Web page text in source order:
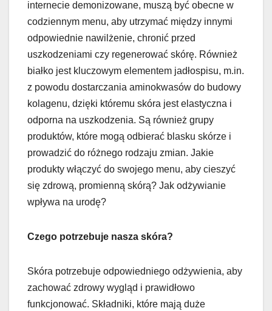
internecie demonizowane, muszą być obecne w
codziennym menu, aby utrzymać między innymi
odpowiednie nawilżenie, chronić przed
uszkodzeniami czy regenerować skórę. Również
białko jest kluczowym elementem jadłospisu, m.in.
z powodu dostarczania aminokwasów do budowy
kolagenu, dzięki któremu skóra jest elastyczna i
odporna na uszkodzenia. Są również grupy
produktów, które mogą odbierać blasku skórze i
prowadzić do różnego rodzaju zmian. Jakie
produkty włączyć do swojego menu, aby cieszyć
się zdrową, promienną skórą? Jak odżywianie
wpływa na urodę?
Czego potrzebuje nasza skóra?
Skóra potrzebuje odpowiedniego odżywienia, aby
zachować zdrowy wygląd i prawidłowo
funkcjonować. Składniki, które mają duże